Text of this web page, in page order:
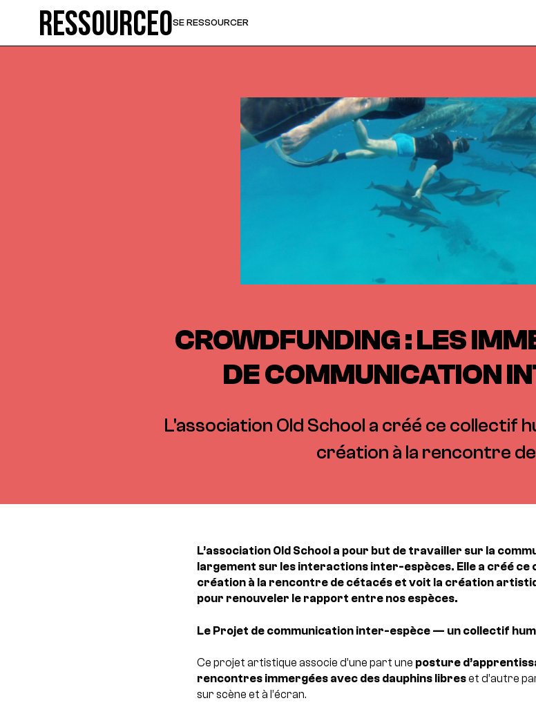
Ressource0SE RESSOURCER
CROWDFUNDING : LES
DE COMMUNICATION
L'association Old School a créé ce collectif
création à la rencontre
L’association Old School a pour but de travailler sur la
largement sur les interactions inter-espèces. Elle a créé ce
création à la rencontre de cétacés et voit la création
pour renouveler le rapport entre nos espèces.
Le Projet de communication inter-espèce — un collectif
Ce projet artistique associe d’une part une posture
rencontres immergées avec des dauphins libreset d’autre
sur scène et à l’écran.